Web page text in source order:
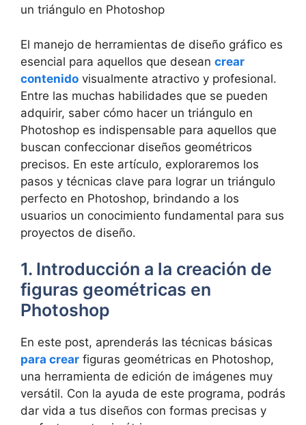
un triángulo en Photoshop
El manejo de herramientas de diseño gráfico es
esencial para aquellos que desean crear
contenido visualmente atractivo y profesional.
Entre las muchas habilidades que se pueden
adquirir, saber cómo hacer un triángulo en
Photoshop es indispensable para aquellos que
buscan confeccionar diseños geométricos
precisos. En este artículo, exploraremos los
pasos y técnicas clave para lograr un triángulo
perfecto en Photoshop, brindando a los
usuarios un conocimiento fundamental para sus
proyectos de diseño.
1. Introducción a la creación de
figuras geométricas en
Photoshop
En este post, aprenderás las técnicas básicas
para crear figuras geométricas en Photoshop,
una herramienta de edición de imágenes muy
versátil. Con la ayuda de este programa, podrás
dar vida a tus diseños con formas precisas y